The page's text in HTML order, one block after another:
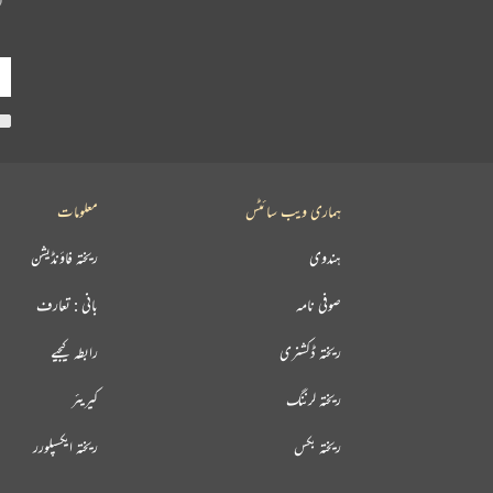
معلومات
ریختہ فاؤنڈیشن
بانی : تعارف
رابطہ کیجیے
کیریئر
ریختہ ایکسپلورر
ہماری ویب سائٹس
ہندوی
صوفی نامہ
ریختہ ڈکشنری
ریختہ لرننگ
ریختہ بکس